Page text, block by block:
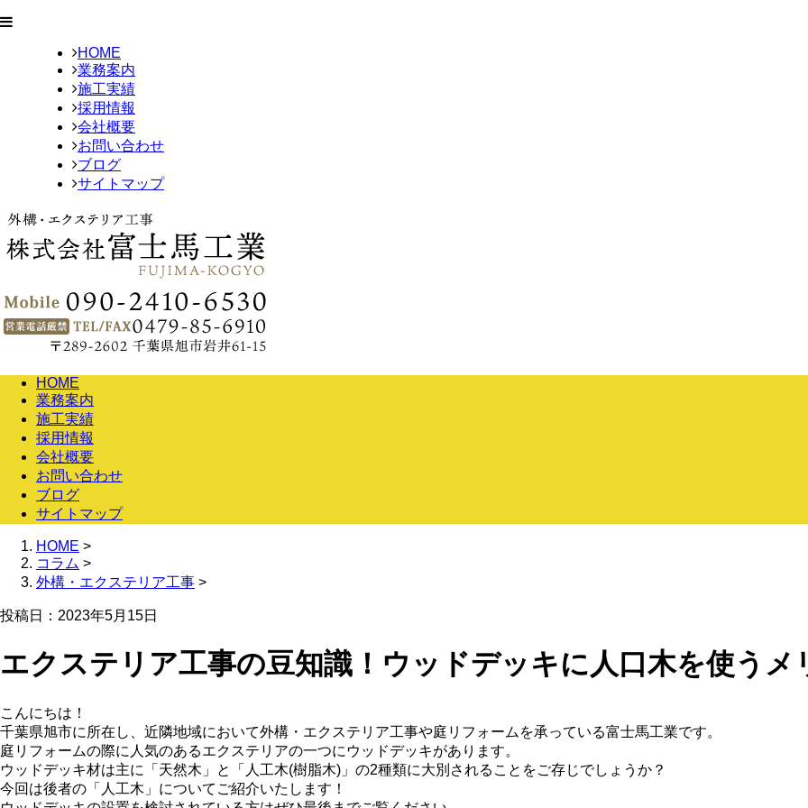
HOME
業務案内
施工実績
採用情報
会社概要
お問い合わせ
ブログ
サイトマップ
HOME
業務案内
施工実績
採用情報
会社概要
お問い合わせ
ブログ
サイトマップ
HOME >
コラム >
外構・エクステリア工事 >
投稿日：2023年5月15日
エクステリア工事の豆知識！ウッドデッキに人口木を使うメ
こんにちは！
千葉県旭市に所在し、近隣地域において外構・エクステリア工事や庭リフォームを承っている富士馬工業です。
庭リフォームの際に人気のあるエクステリアの一つにウッドデッキがあります。
ウッドデッキ材は主に「天然木」と「人工木(樹脂木)」の2種類に大別されることをご存じでしょうか？
今回は後者の「人工木」についてご紹介いたします！